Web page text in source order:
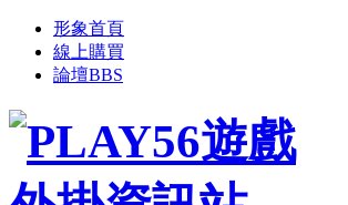
形象首頁
線上購買
論壇BBS